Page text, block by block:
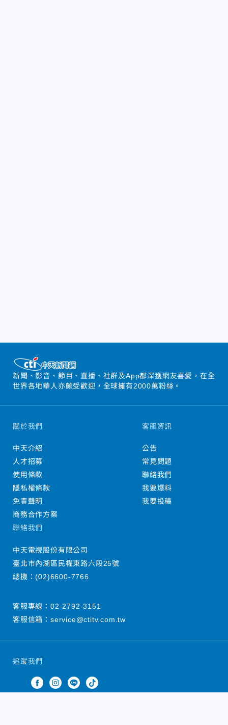
新聞、影音、節目、直播、社群及App都深獲網友喜愛，在全
世界各地華人亦頗受歡迎，全球擁有2000萬粉絲。
追蹤我們
關於我們
中天介紹
人才招募
使用條款
隱私權條款
免責聲明
商務合作方案
客服資訊
公告
常見問題
聯絡我們
我要爆料
我要投稿
聯絡我們
中天電視股份有限公司
臺北市內湖區民權東路六段25號
總機：(02)6600-7766
客服專線： 02-2792-3151
客服信箱： service@ctitv.com.tw